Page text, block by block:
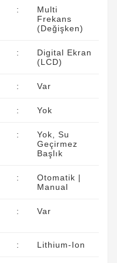
:
Multi
Frekans
(Değişken)
:
Digital Ekran
(LCD)
: Var
: Yok
:
Yok, Su
Geçirmez
Başlık
:
Otomatik |
Manual
: Var
: Lithium-Ion